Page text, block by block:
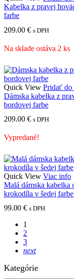
Kabelka z pravej
farbe
209.00 € s DPH
Na sklade ostáva 2 ks
Quick View Pridať do
Dámska kabelka z
bordovej farbe
209.00 € s DPH
Vypredané!
Quick View Viac info
Malá dámska kabelka
krokodíla v šedej farbe
99.00 € s DPH
1
2
3
next
Kategórie